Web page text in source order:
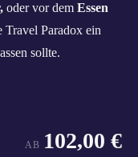
oder vor dem Essen
Travel Paradox ein
sollte.
AB 102,00 €